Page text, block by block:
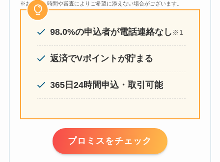
※お申込み時間や審査によりご希望に添えない場合がございます。
98.0%の申込者が電話連絡なし ※1
返済でVポイントが貯まる
365日24時間申込・取引可能
プロミスをチェック